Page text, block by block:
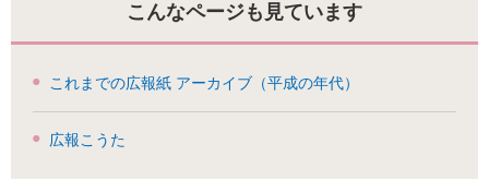
こんなページも見ています
これまでの広報紙 アーカイブ（平成の年代）
広報こうた